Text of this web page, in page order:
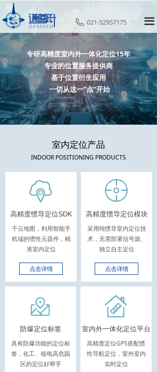
끀
首页
室内定位产品
高危行业安全管理方案
单兵定位系统方案
应用案例
资讯中心
021-52957175
专研高精度室内外一体化定位15年
专业的位置服务提供商
基于位置衍生应用
一切从这一“点”开始
室内定位产品
INDOOR POSITIONING PRODUCTS
高精度惯导定位模块
采用纯惯导室内定位技
术，无需部署信号源、
独立自主定位
点击详情
千云地图，利用智能手
机端的惯性元器件，精
准室内定位
点击详情
高精度惯导定位SDK
防爆定位标签
具有防爆功能的定位标
签，化工、核电高危园
区的定位好帮手
高精度定位GPS搭配惯
性导航定位，室外室内
实时定位
室内外一体化定位平台